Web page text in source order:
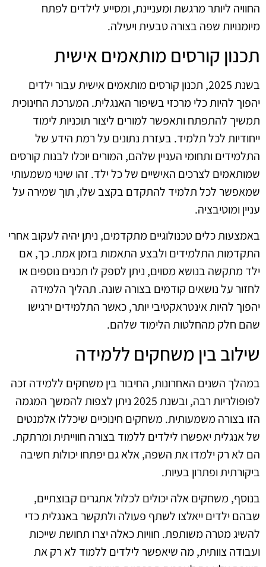
החוויה ליותר מרגשת ומעניינת, ומסייע לילדים לפתח
מיומנויות שפה בצורה טבעית ויעילה.
תכנון קורסים מותאמים אישית
בשנת 2025, תכנון קורסים מותאמים אישית עבור ילדים
יהפוך להיות כלי מרכזי בשיפור האנגלית. המערכת החינוכית
תמשיך להתפתח ותאפשר למורים ליצור תוכניות לימוד
ייחודיות לכל תלמיד. בעזרת נתונים על רמת הידע של
התלמידים ותחומי העניין שלהם, המורים יוכלו לבנות קורסים
שמותאמים לצרכים האישיים של כל ילד. זהו שינוי משמעותי
שמאפשר לכל תלמיד להתקדם בקצב שלו, תוך שמירה על
עניין ומוטיבציה.
באמצעות כלים טכנולוגיים מתקדמים, ניתן יהיה לעקוב אחרי
התקדמות התלמידים ולבצע התאמות בזמן אמת. כך, אם
ילד מתקשה בנושא מסוים, ניתן לספק לו תכנים נוספים או
לחזור על נושאים קודמים בצורה שונה. תהליך הלמידה
יהפוך להיות אינטראקטיבי יותר, כאשר התלמידים ירגישו
שהם חלק מהחלטות הלימוד שלהם.
שילוב בין משחקים ללמידה
במהלך השנים האחרונות, החיבור בין משחקים ללמידה זכה
לפופולריות רבה, ובשנת 2025 ניתן לצפות להמשך המגמה
הזו בצורה משמעותית. משחקים חינוכיים שיכללו אלמנטים
של אנגלית יאפשרו לילדים ללמוד בצורה חווייתית ומרתקת.
הם לא רק ילמדו את השפה, אלא גם יפתחו יכולות חשיבה
ביקורתית ופתרון בעיות.
בנוסף, משחקים אלה יכולים לכלול אתגרים קבוצתיים,
שבהם ילדים ייאלצו לשתף פעולה ולתקשר באנגלית כדי
להשיג מטרה משותפת. חוויות כאלה יצרו תחושת שייכות
ועבודה צוותית, מה שיאפשר לילדים ללמוד לא רק את